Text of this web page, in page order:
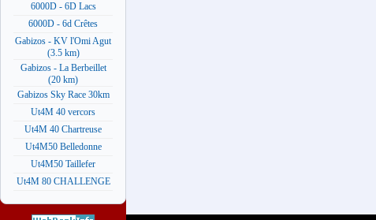
6000D - 6D Lacs
6000D - 6d Crêtes
Gabizos - KV l'Omi Agut
(3.5 km)
Gabizos - La Berbeillet
(20 km)
Gabizos Sky Race 30km
Ut4M 40 vercors
Ut4M 40 Chartreuse
Ut4M50 Belledonne
Ut4M50 Taillefer
Ut4M 80 CHALLENGE